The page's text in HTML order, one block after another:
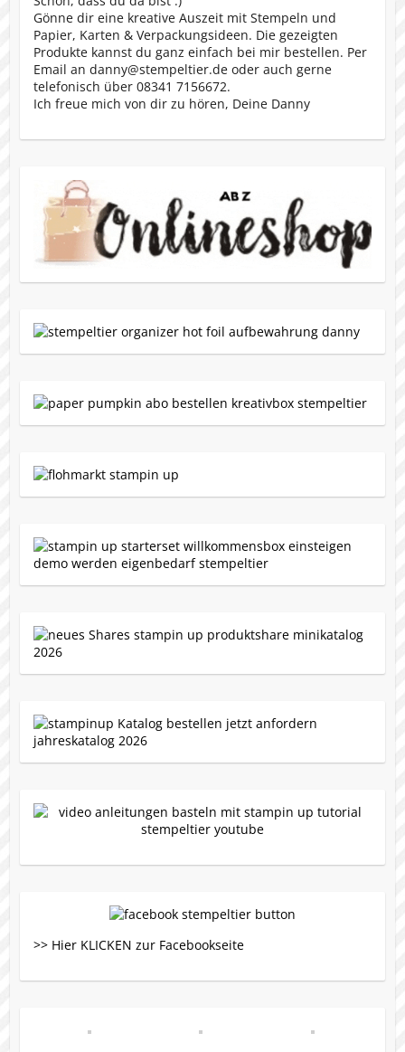
Gönne dir eine kreative Auszeit mit Stempeln und
Papier, Karten & Verpackungsideen. Die gezeigten
Produkte kannst du ganz einfach bei mir bestellen. Per
Email an danny@stempeltier.de oder auch gerne
telefonisch über 08341 7156672.
Ich freue mich von dir zu hören, Deine Danny
>> Hier KLICKEN zur Facebookseite